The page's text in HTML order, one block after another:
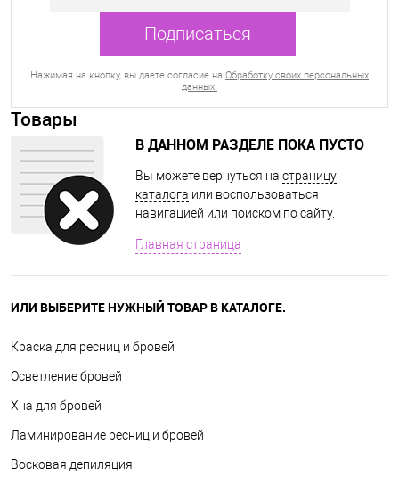
Нажимая на кнопку, вы даете согласие на Обработку своих персональных
данных.
Товары
В ДАННОМ РАЗДЕЛЕ ПОКА ПУСТО
Вы можете вернуться на страницу
каталога или воспользоваться
навигацией или поиском по сайту.
Главная страница
ИЛИ ВЫБЕРИТЕ НУЖНЫЙ ТОВАР В КАТАЛОГЕ.
Краска для ресниц и бровей
Осветление бровей
Хна для бровей
Ламинирование ресниц и бровей
Восковая депиляция